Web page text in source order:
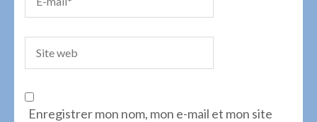
Enregistrer mon nom, mon e-mail et mon site